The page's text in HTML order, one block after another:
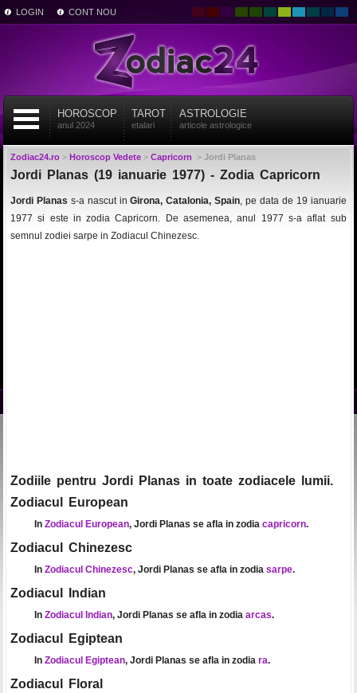
LOGIN CONT NOU
HOROSCOP
anul 2024
TAROT
etalari
ASTROLOGIE
articole astrologice
Zodiac24.ro> Horoscop Vedete> Capricorn > Jordi Planas
Jordi Planas (19 ianuarie 1977) - Zodia Capricorn
Jordi Planas s-a nascut inGirona, Catalonia, Spain, pe data de 19 ianuarie
1977 si este in zodia Capricorn. De asemenea, anul 1977 s-a aflat sub
semnul zodiei sarpe in Zodiacul Chinezesc.
Zodiile pentru Jordi Planas in toate zodiacele lumii.
Zodiacul European
In Zodiacul European, Jordi Planas se afla in zodia capricorn.
Zodiacul Chinezesc
In Zodiacul Chinezesc, Jordi Planas se afla in zodia sarpe.
Zodiacul Indian
In Zodiacul Indian, Jordi Planas se afla in zodia arcas.
Zodiacul Egiptean
In Zodiacul Egiptean, Jordi Planas se afla in zodia ra.
Zodiacul Floral